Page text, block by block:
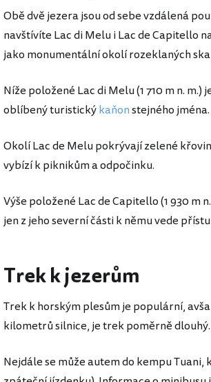
Obě dvě jezera jsou od sebe vzdálená
navštívíte Lac di Melu i Lac de Capitello
jako monumentální okolí rozeklaných
Níže položené Lac di Melu (1 710 m n.
oblíbený turistickýkaňonstejného jména.
Okolí Lac de Melu pokrývají zelené
vybízí k piknikům a odpočinku.
Výše položené Lac de Capitello (1 930
jen z jeho severní části k němu vede
Trek k jezerům
Trek k horským plesům je populární,
kilometrů silnice, je trek poměrně dlouhý.
Nejdále se může autem do kempu